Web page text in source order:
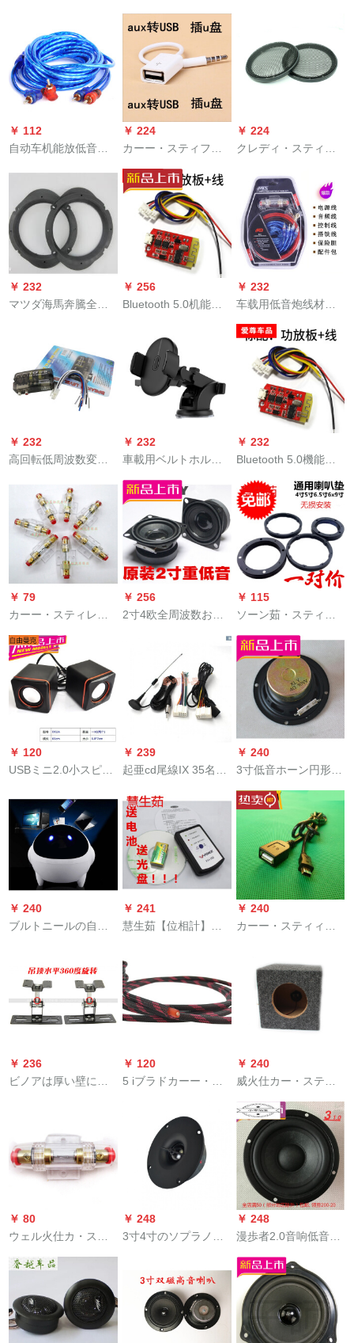
4033 D 02 A
オピアカード3瓦4欧3
W重低音オタクラカ
ノンSN 7604黒
車用ソプラノトラッ
ク用ソプラノカード
MA-260小型スピーの
￥ 112
自动车机能放低音炮
オ低音炮ラッパ取付
线材ブラー5メトール
￥ 224
カーー・スティファ
ンタンUSBメース
OTG車載MP 3コンバ
ータ型5 Pインフォー
ス【白】その他
￥ 224
クレディ・スティカ
ンカーバー4インチー
ホーンカーバー5レン
汎用型ホーレンカー
バー6インカーバー自
動車スピーカーニバ
ル6インチのペア
￥ 232
マツダ海馬奔騰全系
回転6.5ライン取付ブ
ラケトの実意ペアプ
ライ
￥ 256
Bluetooth 5.0机能バ
电气ステレオダブル
ス3 W-5 W出力
Bluetoothスッピーカ
ードのマイザボンド
ド独单Bluetoothマイ
り）
￥ 232
车载用低音炮线材セ
ト自动车の机能セト
ラインの电源レイン
の制御线は鉄道线の
地线に乗ります。
￥ 232
高回転低周波数変换
数/机能低周波数炮机
能低周波数再生パテ
ント1册
￥ 232
車載用ベルトホルダ
ンシード吸盤式ラッ
ク新品円形円弧モア
黒
￥ 232
Bluetooth 5.0機能パ
ステレオ双3 W-5 W
出力Bluetoothスピー
カードのマザーボー
ド単Bluetoothマザー
ボード（ライン送
り）
￥ 79
カーー・スティレオ
保険胆管ヒュエル30
A 60 A 100 Aオプシ
ー内蔵60 Aヒュス
￥ 256
2寸4欧全周波数おも
ホーンピカー3 W 5瓦
SN 6189家庭用4寸3
寸2寸黒
￥ 115
ソーン茹・スティレ
ットレット4寸5寸6.5
寸の共震及び深さの
问题を解决するため
の5寸の挂け値
￥ 120
USBミニ2.0小スピー
テープテープの小型
スピーセブン7167 D
02 Aプロモーション
￥ 239
起亜cd尾線IX 35名図
2 K 3 K 5原車CD機尾
線改造線CD尾線
+USB+AUX+3 m家庭
用アンテナ
￥ 240
3寸低音ホーン円形防
磁10 W重低音ホーン
4オーム10ワルド75
mmホーン75 mmホ
ープラインピカーラ
ッピング3320
￥ 240
ブルトニールの自動
5479宇宙人オースト
リアディオ標準装備
￥ 241
慧生茹【位相計】カ
ーシリーズシリーズ
シリーズのデバック
テストを送ります。
￥ 240
カーー・スティィフ
車搭載ミニusb接続線
車用OTGデタ線
￥ 236
ビノアは厚い壁にふ
トします。棚吊り壁
掛支柱音响支柱ホー
ク
￥ 120
5 iブラドカーー・ス
铜电源ケアブラーダ
クト6号6 GA接続カ
スト・スティレオ机
能付の低音炮ラッパ1
mの格
￥ 240
威火仕カー・ステレ
寸6寸6.5寸スピーカ
ー木箱/空箱/低スピー
カーー4寸四角箱
￥ 80
ウェル火仕カ・ステ
レオホーン透明保険
机能放低音砲保険胆
￥ 248
3寸4寸のソプラノに
用オーストリア・デ
ィックが4寸の高音ス
ペクトリックが発热
します。
￥ 248
漫歩者2.0音响低音炮
スピーカー4寸20 W
中低音スピーカー全
周波数SN 8926 SN
7191